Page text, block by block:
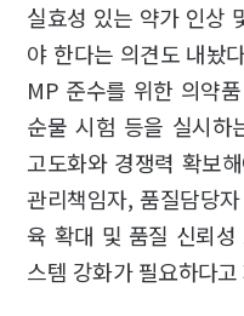
실효성 있는 약가 인상
야 한다는 의견도 내놨
MP 준수를 위한 의약
순물 시험 등을 실시하
고도화와 경쟁력 확보
관리책임자, 품질담당
육 확대 및 품질 신뢰성
스템 강화가 필요하다